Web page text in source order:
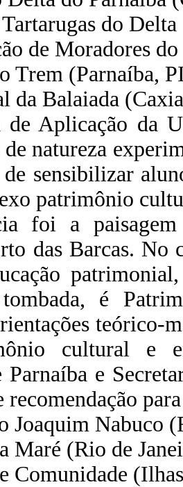
do
de Moradores
(Parnaíba,
Balaiada
Aplicação da
natureza
sensibilizar
patrimônio
foi a
das Barcas. No
é
teórico-
cultural e
Parnaíba e
Nabuco
(Rio de